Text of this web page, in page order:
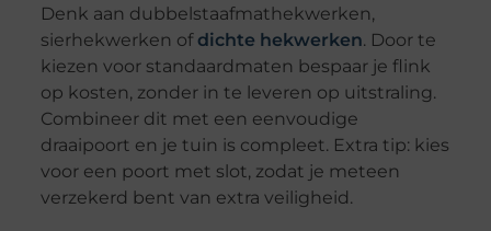
Denk aan dubbelstaafmathekwerken,
sierhekwerken of dichte hekwerken. Door te
kiezen voor standaardmaten bespaar je flink
op kosten, zonder in te leveren op uitstraling.
Combineer dit met een eenvoudige
draaipoort en je tuin is compleet. Extra tip: kies
voor een poort met slot, zodat je meteen
verzekerd bent van extra veiligheid.